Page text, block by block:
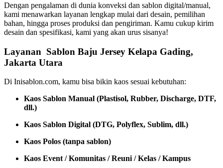
Dengan pengalaman di dunia konveksi dan sablon digital/manual,
kami menawarkan layanan lengkap mulai dari desain, pemilihan
bahan, hingga proses produksi dan pengiriman. Kamu cukup kirim
desain dan spesifikasi, kami yang akan urus sisanya!
Layanan Sablon Baju Jersey Kelapa Gading,
Jakarta Utara
Di Inisablon.com, kamu bisa bikin kaos sesuai kebutuhan:
Kaos Sablon Manual (Plastisol, Rubber, Discharge, DTF,
dll.)
Kaos Sablon Digital (DTG, Polyflex, Sublim, dll.)
Kaos Polos (tanpa sablon)
Kaos Event / Komunitas / Reuni / Kelas / Kampus